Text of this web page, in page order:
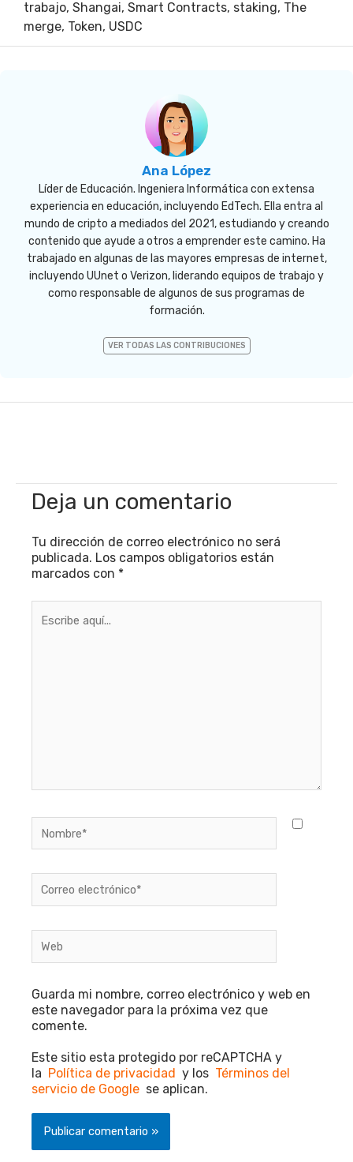
trabajo, Shangai, Smart Contracts, staking, The
merge, Token, USDC
Ana López
Líder de Educación. Ingeniera Informática con extensa
experiencia en educación, incluyendo EdTech. Ella entra al
mundo de cripto a mediados del 2021, estudiando y creando
contenido que ayude a otros a emprender este camino. Ha
trabajado en algunas de las mayores empresas de internet,
incluyendo UUnet o Verizon, liderando equipos de trabajo y
como responsable de algunos de sus programas de
formación.
VER TODAS LAS CONTRIBUCIONES
Deja un comentario
Tu dirección de correo electrónico no será
publicada. Los campos obligatorios están
marcados con *
aquí...
electrónico*
Guarda mi nombre, correo electrónico y web en
este navegador para la próxima vez que
comente.
Este sitio esta protegido por reCAPTCHA y
la Política de privacidad y los Términos del
servicio de Google se aplican.